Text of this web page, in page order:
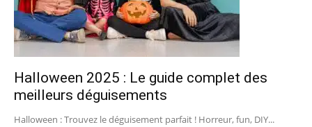
Halloween 2025 : Le guide complet des
meilleurs déguisements
Halloween : Trouvez le déguisement parfait ! Horreur, fun, DIY...